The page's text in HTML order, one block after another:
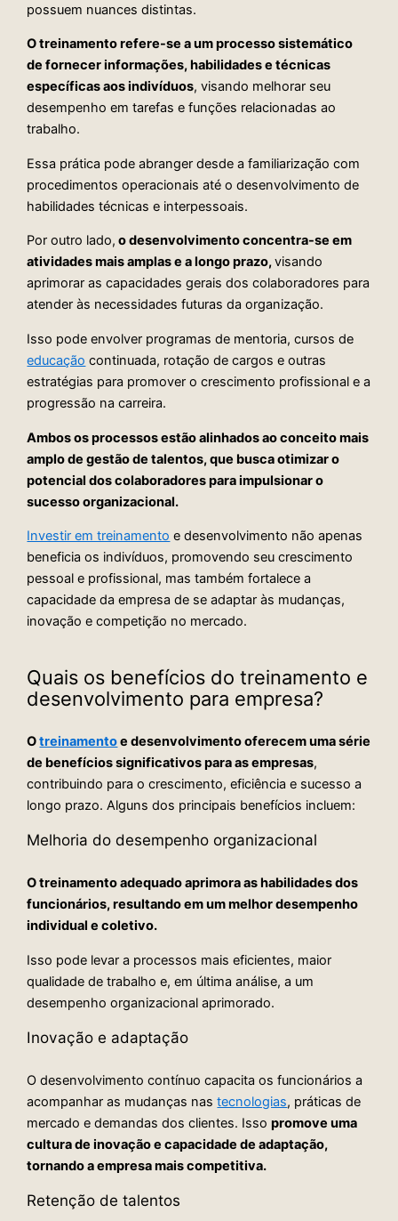
possuem nuances distintas.
O treinamento refere-se a um processo sistemático
de fornecer informações, habilidades e técnicas
específicas aos indivíduos, visando melhorar seu
desempenho em tarefas e funções relacionadas ao
trabalho.
Essa prática pode abranger desde a familiarização com
procedimentos operacionais até o desenvolvimento de
habilidades técnicas e interpessoais.
Por outro lado, o desenvolvimento concentra-se em
atividades mais amplas e a longo prazo,visando
aprimorar as capacidades gerais dos colaboradores para
atender às necessidades futuras da organização.
Isso pode envolver programas de mentoria, cursos de
educação continuada, rotação de cargos e outras
estratégias para promover o crescimento profissional e a
progressão na carreira.
Ambos os processos estão alinhados ao conceito mais
amplo de gestão de talentos, que busca otimizar o
potencial dos colaboradores para impulsionar o
sucesso organizacional.
Investir em treinamento e desenvolvimento não apenas
beneficia os indivíduos, promovendo seu crescimento
pessoal e profissional, mas também fortalece a
capacidade da empresa de se adaptar às mudanças,
inovação e competição no mercado.
Quais os benefícios do treinamento e
desenvolvimento para empresa?
Otreinamentoe desenvolvimento oferecem uma série
de benefícios significativos para as empresas,
contribuindo para o crescimento, eficiência e sucesso a
longo prazo. Alguns dos principais benefícios incluem:
Melhoria do desempenho organizacional
O treinamento adequado aprimora as habilidades dos
funcionários, resultando em um melhor desempenho
individual e coletivo.
Isso pode levar a processos mais eficientes, maior
qualidade de trabalho e, em última análise, a um
desempenho organizacional aprimorado.
Inovação e adaptação
O desenvolvimento contínuo capacita os funcionários a
acompanhar as mudanças nastecnologias, práticas de
mercado e demandas dos clientes. Issopromove uma
cultura de inovação e capacidade de adaptação,
tornando a empresa mais competitiva.
Retenção de talentos